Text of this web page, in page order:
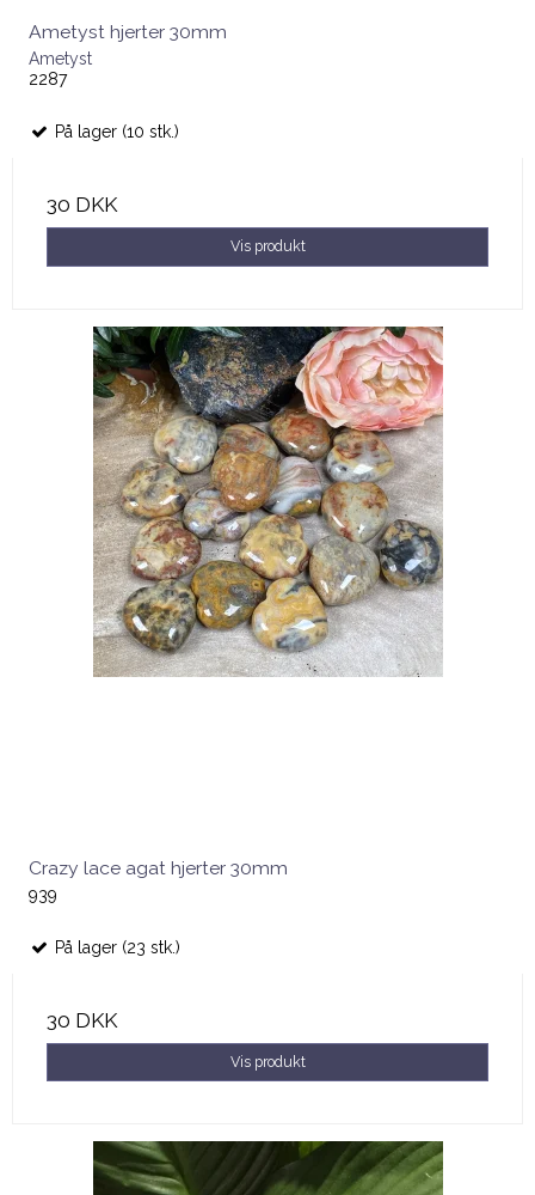
Ametyst hjerter 30mm
Ametyst
2287
På lager (10 stk.)
30 DKK
Vis produkt
Crazy lace agat hjerter 30mm
939
På lager (23 stk.)
30 DKK
Vis produkt